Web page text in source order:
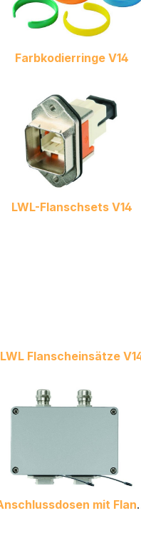
Farbkodierringe V14
LWL-Flanschsets V14
LWL Flanscheinsätze